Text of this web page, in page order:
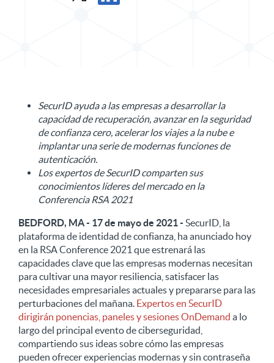
SecurID ayuda a las empresas a desarrollar la
capacidad de recuperación, avanzar en la seguridad
de confianza cero, acelerar los viajes a la nube e
implantar una serie de modernas funciones de
autenticación.
Los expertos de SecurID comparten sus
conocimientos líderes del mercado en la
Conferencia RSA 2021
BEDFORD, MA - 17 de mayo de 2021 - SecurID, la
plataforma de identidad de confianza, ha anunciado hoy
en la RSA Conference 2021 que estrenará las
capacidades clave que las empresas modernas necesitan
para cultivar una mayor resiliencia, satisfacer las
necesidades empresariales actuales y prepararse para las
perturbaciones del mañana. Expertos en SecurID
dirigirán ponencias, paneles y sesiones OnDemand a lo
largo del principal evento de ciberseguridad,
compartiendo sus ideas sobre cómo las empresas
pueden ofrecer experiencias modernas y sin contraseña